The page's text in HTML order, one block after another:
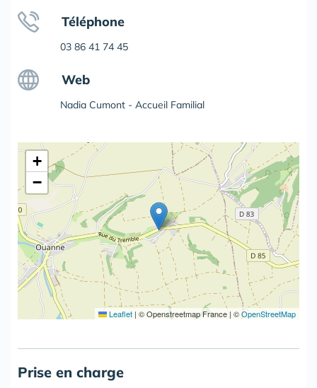
Téléphone
03 86 41 74 45
Web
Nadia Cumont - Accueil Familial
+
−
Leaflet | © Openstreetmap France | ©OpenStreetMap
Prise en charge